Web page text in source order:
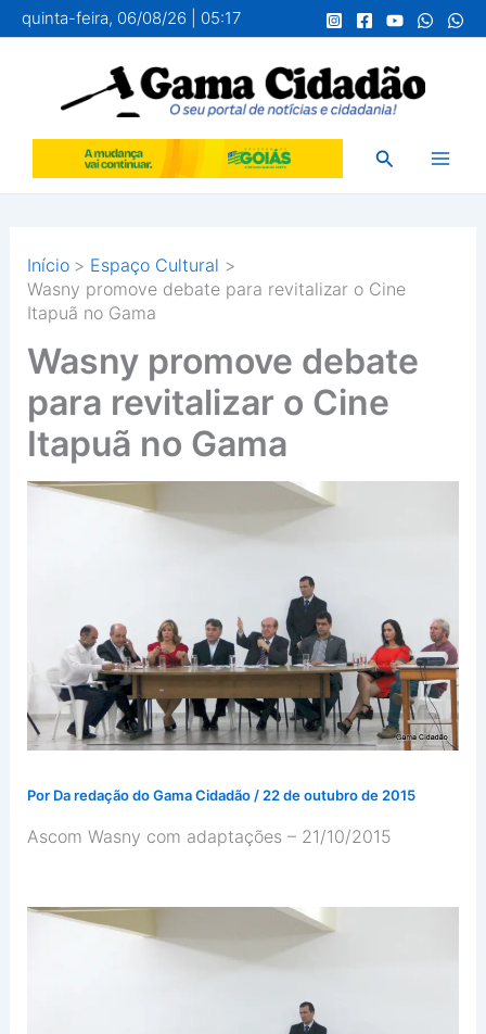
para
conteúdo
quinta-feira, 06/08/26 | 05:17
Pesquisar
Início
Espaço Cultural
Wasny promove debate para revitalizar o Cine
Itapuã no Gama
Wasny promove debate
para revitalizar o Cine
Itapuã no Gama
Por Da redação do Gama Cidadão / 22 de outubro de 2015
Ascom Wasny com adaptações– 21/10/2015